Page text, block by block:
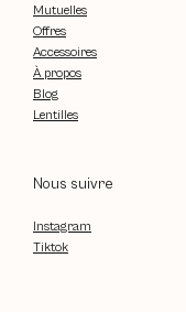
Mutuelles
Offres
Accessoires
À propos
Blog
Lentilles
Nous suivre
Instagram
Tiktok